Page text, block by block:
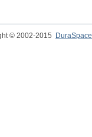
© 2002-2015 DuraSpace